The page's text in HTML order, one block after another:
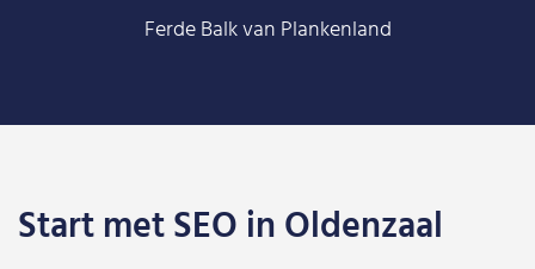
Ferde Balk van Plankenland
Start met SEO in Oldenzaal